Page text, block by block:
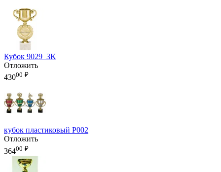
Кубок 9029_3K
Отложить
43000 ₽
кубок пластиковый P002
Отложить
36400 ₽